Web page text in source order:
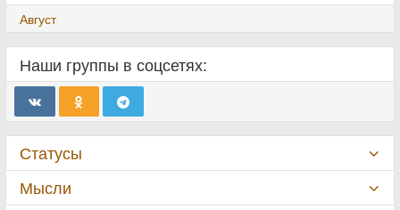
Август
Наши группы в соцсетях:
Статусы
Мысли